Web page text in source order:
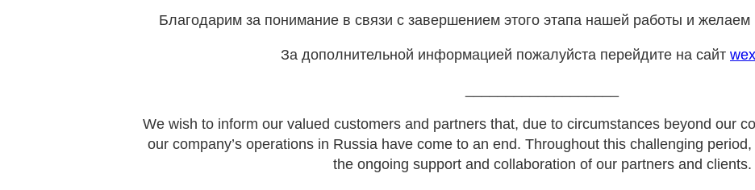
Благодарим за понимание в связи с завершением этого этапа нашей работы и
За дополнительной информацией пожалуйста перейдите на сайт
We wish to inform our valued customers and partners that, due to circumstances beyond our
our company’s operations in Russia have come to an end. Throughout this challenging
the ongoing support and collaboration of our partners and clients.